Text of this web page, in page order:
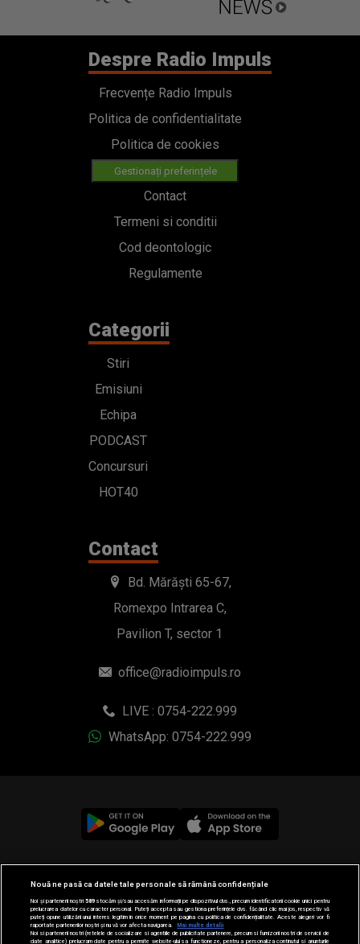
Despre Radio Impuls
Frecvențe Radio Impuls
Politica de confidentialitate
Politica de cookies
Gestionați preferințele
Contact
Termeni si conditii
Cod deontologic
Regulamente
Categorii
Stiri
Emisiuni
Echipa
PODCAST
Concursuri
HOT40
Contact
Bd. Mărăști 65-67,
Romexpo Intrarea C,
Pavilion T, sector 1
office@radioimpuls.ro
LIVE : 0754-222.999
WhatsApp: 0754-222.999
© 2019-2026 DOGAN MEDIA INTERNATIONAL SA, Toate
drepturile rezervate.
Nouă ne pasă ca datele tale personale să rămână confidențiale
Noi și partenerii noștri589stocăm și/sau accesăm informații pe dispozitivul dvs., precum identificatorii cookie unici pentru
prelucrarea datelor cu caracter personal. Puteți accepta sau gestiona preferințele dvs. făcând clic mai jos, respectiv vă
puteți opune utilizării unui interes legitim în orice moment pe pagina cu politica de confidențialitate. Aceste alegeri vor fi
raportate partenerilor noștri și nu vă vor afecta navigarea.
Mai multe detalii
Noi si partenerii nostri (retelele de socializare si agentiile de publicitate partenere, precum si furnizorii nostri de servicii de
date analitice) prelucram date pentru a permite website-ului sa functioneze, pentru a personaliza continutul si anunturile